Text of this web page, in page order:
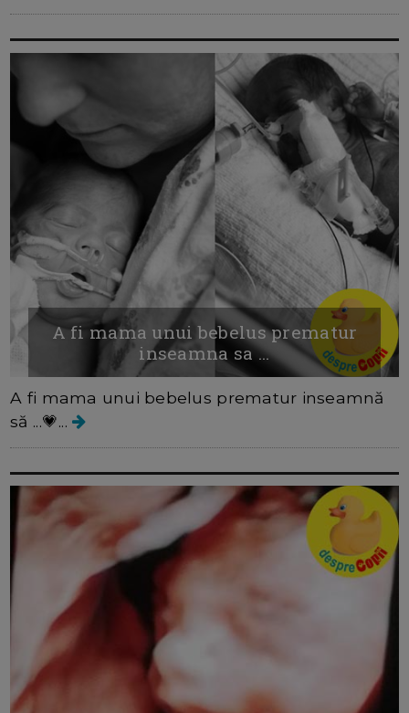
A fi mama unui bebelus prematur
inseamna sa ...
A fi mama unui bebelus prematur inseamnă
să ...💗...